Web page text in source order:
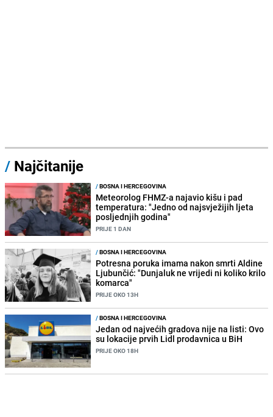
/ Najčitanije
/BOSNA I HERCEGOVINA
Meteorolog FHMZ-a najavio kišu i pad
temperatura: "Jedno od najsvježijih ljeta
posljednjih godina"
PRIJE 1 DAN
/BOSNA I HERCEGOVINA
Potresna poruka imama nakon smrti Aldine
Ljubunčić: "Dunjaluk ne vrijedi ni koliko krilo
komarca"
PRIJE OKO 13H
/BOSNA I HERCEGOVINA
Jedan od najvećih gradova nije na listi: Ovo
su lokacije prvih Lidl prodavnica u BiH
PRIJE OKO 18H